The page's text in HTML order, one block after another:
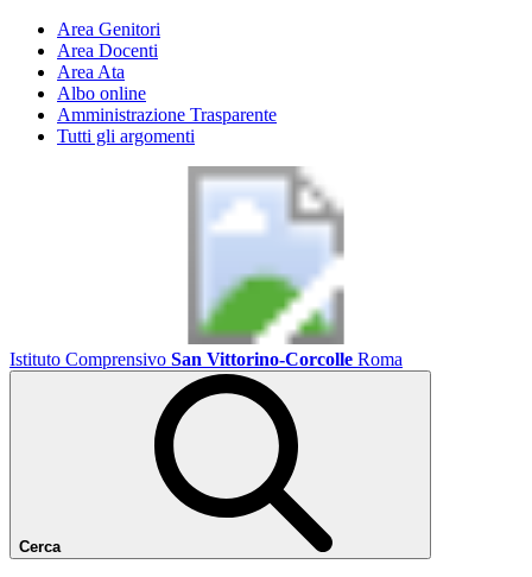
Area Genitori
Area Docenti
Area Ata
Albo online
Amministrazione Trasparente
Tutti gli argomenti
Istituto Comprensivo San Vittorino-Corcolle Roma
Cerca